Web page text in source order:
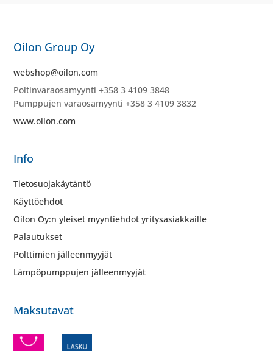
Oilon Group Oy
webshop@oilon.com
Poltinvaraosamyynti +358 3 4109 3848
Pumppujen varaosamyynti +358 3 4109 3832
www.oilon.com
Info
Tietosuojakäytäntö
Käyttöehdot
Oilon Oy:n yleiset myyntiehdot yritysasiakkaille
Palautukset
Polttimien jälleenmyyjät
Lämpöpumppujen jälleenmyyjät
Maksutavat